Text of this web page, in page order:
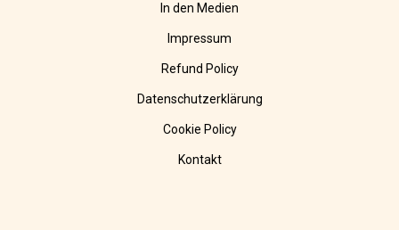
In den Medien
Impressum
Refund Policy
Datenschutzerklärung
Cookie Policy
Kontakt